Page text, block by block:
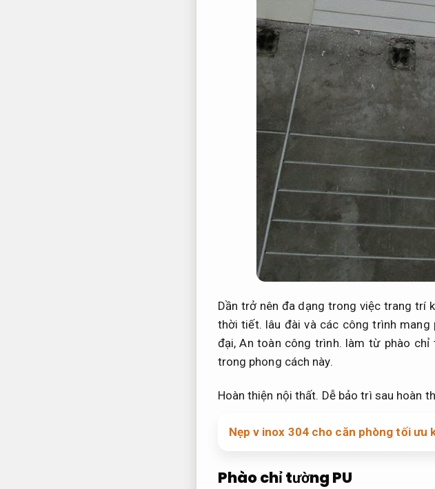
Dần trở nên đa dạng trong việc trang trí
thời tiết. lâu đài và các công trình
đại,An toàn công trình. làm từ phào chỉ
trong phong cách này.
Hoàn thiện nội thất. Dễ bảo trì sau hoàn
Nẹp v inox 304 cho căn phòng tối ưu
Phào chỉ tường PU